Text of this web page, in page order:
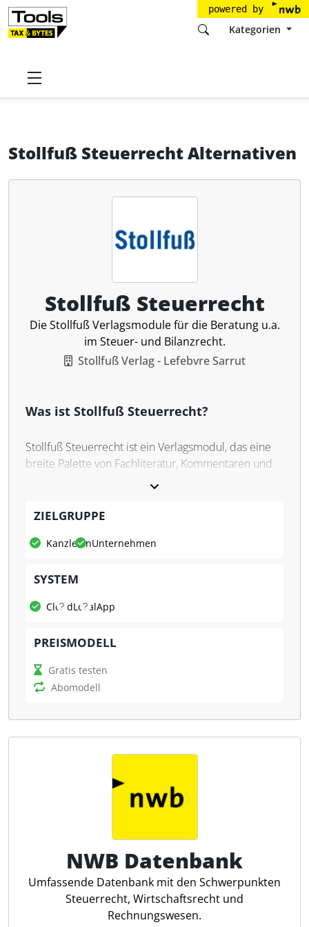
powered by
Kategorien
Startseite
Stollfuß Steuerrecht Alternativen
Stollfuß Steuerrecht
Die Stollfuß Verlagsmodule für die Beratung u.a.
im Steuer- und Bilanzrecht.
Stollfuß Verlag - Lefebvre Sarrut
Was ist Stollfuß Steuerrecht?
Stollfuß Steuerrecht ist ein Verlagsmodul, das eine
breite Palette von Fachliteratur, Kommentaren und
Was kann Stollfuß Steuerrecht?
Primärquellen wie Gesetzen und Rechtsprechung
bietet. Mit praxisorientierten Arbeitshilfen wie
Steuerkanzleien ein effizientes Werkzeug für die
Persönliche News-Service
ZIELGRUPPE
KanzleienUnternehmen
SYSTEM
CloudLokalApp
PREISMODELL
Gratis testen
Abomodell
NWB Datenbank
Umfassende Datenbank mit den Schwerpunkten
Steuerrecht, Wirtschaftsrecht und
Rechnungswesen.